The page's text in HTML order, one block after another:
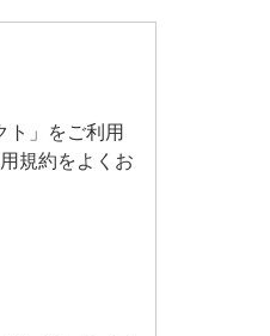
ト」をご利用
規約をよくお